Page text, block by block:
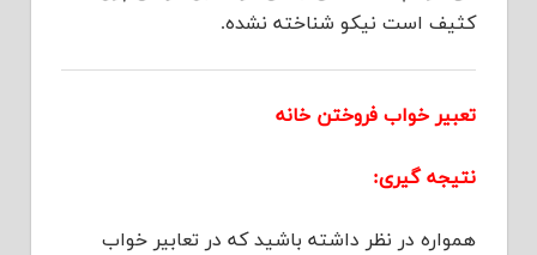
کثیف است نیکو شناخته نشده.
تعبیر خواب فروختن خانه
نتیجه گیری:
همواره در نظر داشته باشید که در تعابیر خواب